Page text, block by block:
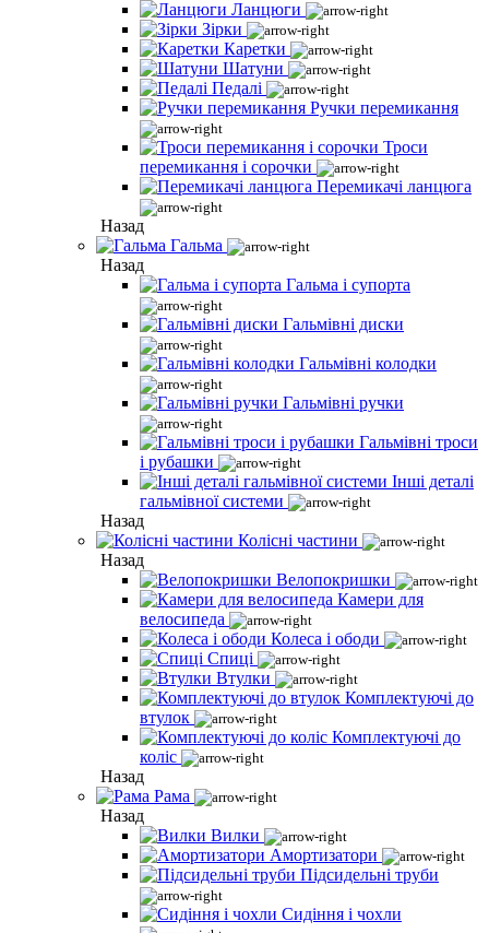
Ланцюги
Зірки
Каретки
Шатуни
Педалі
Ручки перемикання
Троси
перемикання і сорочки
Перемикачі ланцюга
Назад
Гальма
Назад
Гальма і супорта
Гальмівні диски
Гальмівні колодки
Гальмівні ручки
Гальмівні троси
і рубашки
Інші деталі
гальмівної системи
Назад
Колісні частини
Назад
Велопокришки
Камери для
велосипеда
Колеса і ободи
Спиці
Втулки
Комплектуючі до
втулок
Комплектуючі до
коліс
Назад
Рама
Назад
Вилки
Амортизатори
Підсидельні труби
Сидіння і чохли